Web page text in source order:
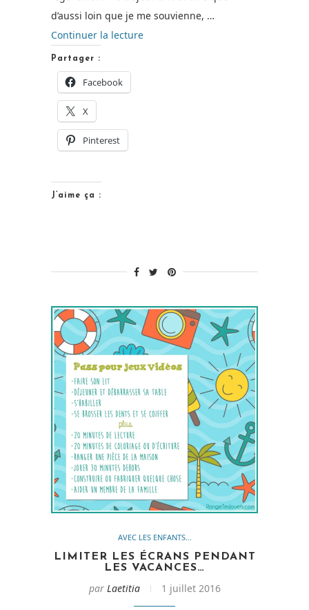
d’aussi loin que je me souvienne, …
Continuer la lecturede
Partager :
Facebook
X
Pinterest
J’aime ça :
AVEC LES ENFANTS...
LIMITER LES ÉCRANS PENDANT
LES VACANCES…
par Laetitia 1 juillet 2016